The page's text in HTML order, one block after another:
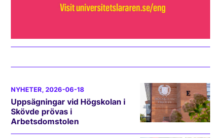
NYHETER, 2026-06-18
Uppsägningar vid Högskolan i
Skövde prövas i
Arbetsdomstolen